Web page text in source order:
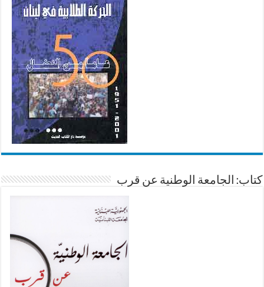
كتاب: الجامعة الوطنية عن قرب